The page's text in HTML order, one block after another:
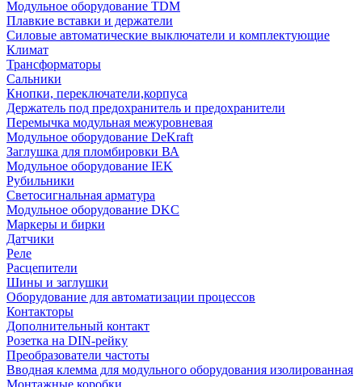
Модульное оборудование TDM
Плавкие вставки и держатели
Силовые автоматические выключатели и комплектующие
Климат
Трансформаторы
Сальники
Кнопки, переключатели,корпуса
Держатель под предохранитель и предохранители
Перемычка модульная межуровневая
Модульное оборудование DeKraft
Заглушка для пломбировки ВА
Модульное оборудование IEK
Рубильники
Светосигнальная арматура
Модульное оборудование DKC
Маркеры и бирки
Датчики
Реле
Расцепители
Шины и заглушки
Оборудование для автоматизации процессов
Контакторы
Дополнительный контакт
Розетка на DIN-рейку
Преобразователи частоты
Вводная клемма для модульного оборудования изолированная
Монтажные коробки